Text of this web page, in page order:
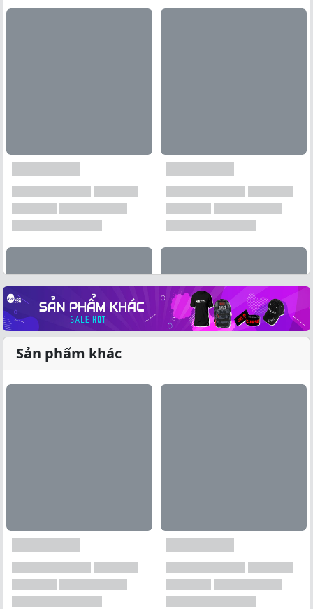
Xem tất cả →
Sản phẩm khác